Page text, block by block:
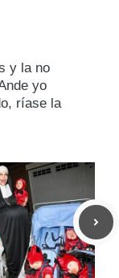
y la no
yo
ríase la